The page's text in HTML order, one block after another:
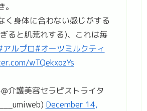
く身体に合わない感じがする
ると肌荒れする)、これは毎
アルプロ#オーツミルクティ
wTQekxozYs
介護美容セラピストライタ
December 14,